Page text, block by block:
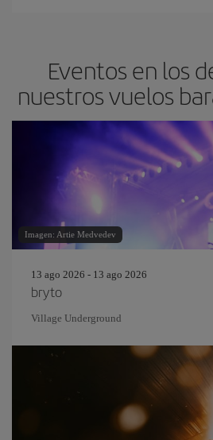
Eventos en los
nuestros vuelos
Imagen: Artie Medvedev
13 ago 2026 - 13 ago 2026
bryto
Village Underground